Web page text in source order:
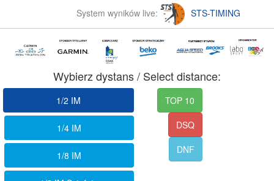
System wyników live: STS-TIMING
Wybierz dystans / Select distance:
1/2 IM
1/4 IM
1/8 IM
TOP 10
DSQ
DNF